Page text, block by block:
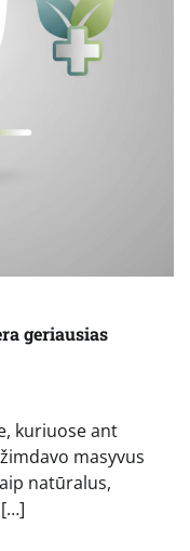
geriausias
kuriuose ant
masyvus
natūralus,